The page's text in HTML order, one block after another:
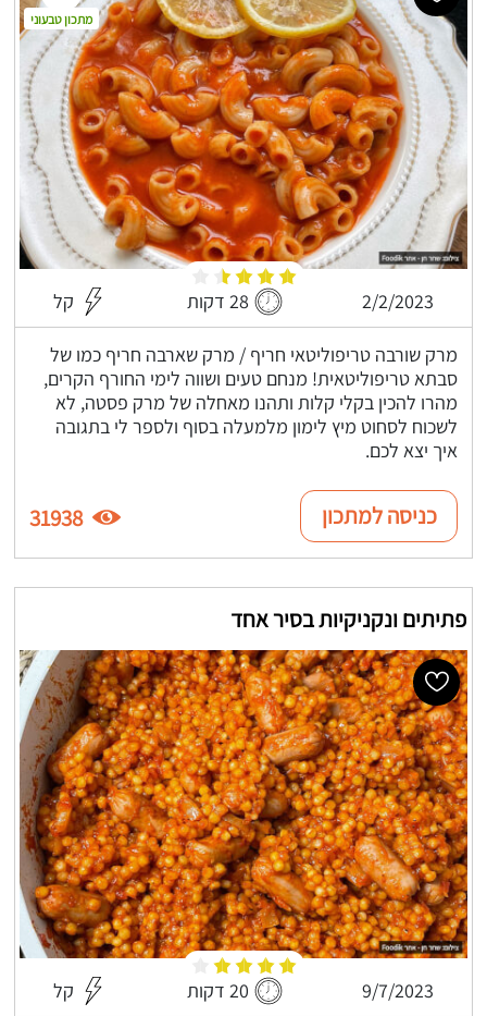
2/2/2023 28 דקות קל
מרק שורבה טריפוליטאי חריף / מרק שארבה חריף כמו של
סבתא טריפוליטאית! מנחם טעים ושווה לימי החורף הקרים,
מהרו להכין בקלי קלות ותהנו מאחלה של מרק פסטה, לא
לשכוח לסחוט מיץ לימון מלמעלה בסוף ולספר לי בתגובה
איך יצא לכם.
מתכון טבעוני
כניסה למתכון 31938
פתיתים ונקניקיות בסיר אחד
9/7/2023 20 דקות קל